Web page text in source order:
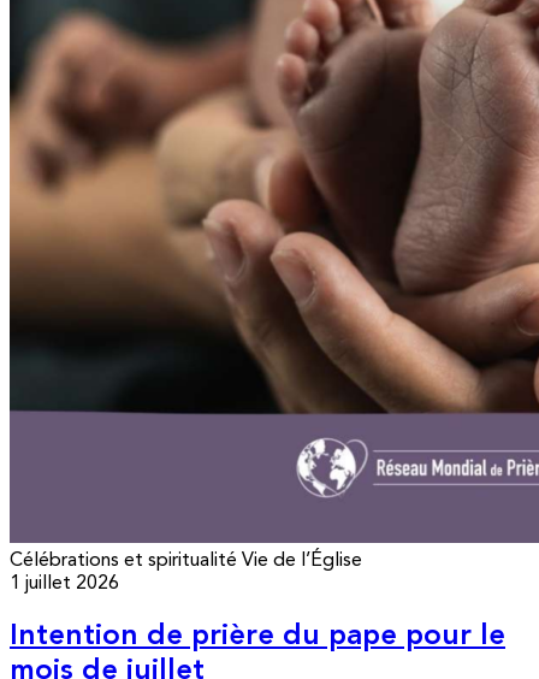
Célébrations et spiritualité Vie de l’Église
1 juillet 2026
Intention de prière du pape pour le
mois de juillet